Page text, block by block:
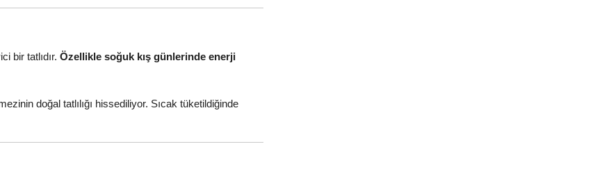
bir tatlıdır. Özellikle soğuk kış günlerinde enerji
doğal tatlılığı hissediliyor. Sıcak tüketildiğinde